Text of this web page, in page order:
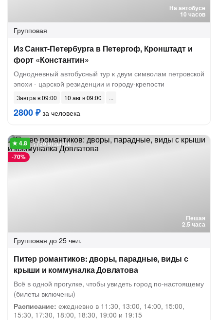
На автобусе
10 часов
Групповая
Из Санкт-Петербурга в Петергоф, Кронштадт и
форт «Константин»
Однодневный автобусный тур к двум символам петровской
эпохи - царской резиденции и городу-крепости
Завтра в 09:00 10 авг в 09:00
2800 ₽за человека
Пешая
2.5 часа
-70%
1780 отзывов
Групповая до 25 чел.
Питер романтиков: дворы, парадные, виды с
крыши и коммуналка Довлатова
Всё в одной прогулке, чтобы увидеть город по-настоящему
(билеты включены)
Расписание: ежедневно в 11:30, 13:00, 14:00, 15:00,
15:30, 17:30, 18:00, 18:30, 19:00 и 19:15